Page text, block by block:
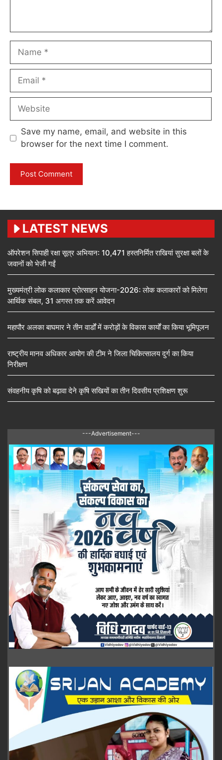
Name
Email
Website
Save my name, email, and website in this
browser for the next time I comment.
LATEST NEWS
ऑपरेशन सिपाही रक्षा सूत्र अभियान: 10,471 हस्तनिर्मित राखियां सुरक्षा बलों के
जवानों को भेजी गईं
मुख्यमंत्री लोक कलाकार प्रोत्साहन योजना-2026: लोक कलाकारों को मिलेगा
आर्थिक संबल, 31 अगस्त तक करें आवेदन
महापौर अलका बाघमार ने तीन वार्डों में करोड़ों के विकास कार्यों का किया भूमिपूजन
राष्ट्रीय मानव अधिकार आयोग की टीम ने जिला चिकित्सालय दुर्ग का किया
निरीक्षण
संवहनीय कृषि को बढ़ावा देने कृषि सखियों का तीन दिवसीय प्रशिक्षण शुरू
---Advertisement---